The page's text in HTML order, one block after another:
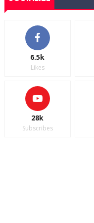
6.5k
Likes
28k
Subscribes